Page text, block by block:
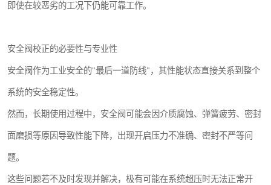
即使在较恶劣的工况下仍能可靠工作。
安全阀校正的必要性与专业性
安全阀作为工业安全的"最后一道防线"，其性能状态直接关系到整个
系统的安全稳定性。
然而，长期使用过程中，安全阀可能会因介质腐蚀、弹簧疲劳、密封
面磨损等原因导致性能下降，出现开启压力不准确、密封不严等问
题。
这些问题若不及时发现并解决，极有可能在系统超压时无法正常开